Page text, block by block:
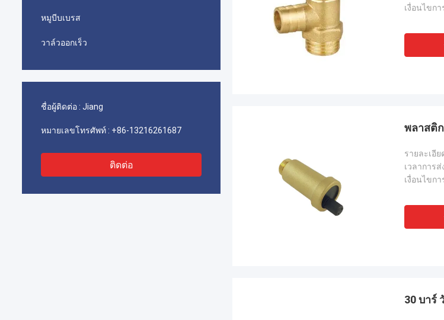
หมูบีบเบรส
วาล์วออกเร็ว
ชื่อผู้ติดต่อ : Jiang
หมายเลขโทรศัพท์ : +86-13216261687
ติดต่อ
พลาสติก
เวลาการส่
30 บาร์